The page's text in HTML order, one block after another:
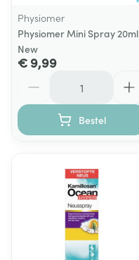
Physiomer
Physiomer Mini Spray 20ml
New
€ 9,99
Bestel